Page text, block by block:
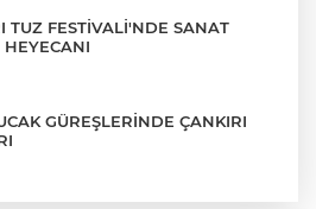
TUZ FESTİVALİ'NDE SANAT
HEYECANI
GÜREŞLERİNDE ÇANKIRI